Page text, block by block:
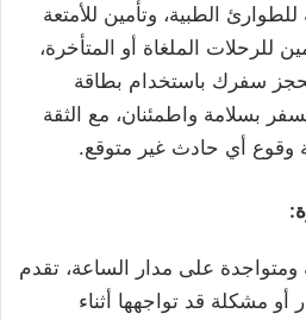
الطبية، وتأمين للأمتعة
للرحلات الملغاة أو المتأخرة،
سفرك باستخدام بطاقة
بسلامة واطمئنان، مع الثقة
وقوع أي حادث غير متوقع.
ومتواجدة على مدار الساعة، تقدم
مشكلة قد تواجهها أثناء